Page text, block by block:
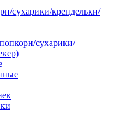
сухарики/крендельки/
сухарики/